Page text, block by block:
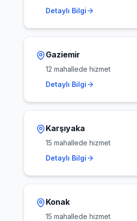
Detaylı Bilgi
Gaziemir
12 mahallede hizmet
Detaylı Bilgi
Karşıyaka
15 mahallede hizmet
Detaylı Bilgi
Konak
15 mahallede hizmet